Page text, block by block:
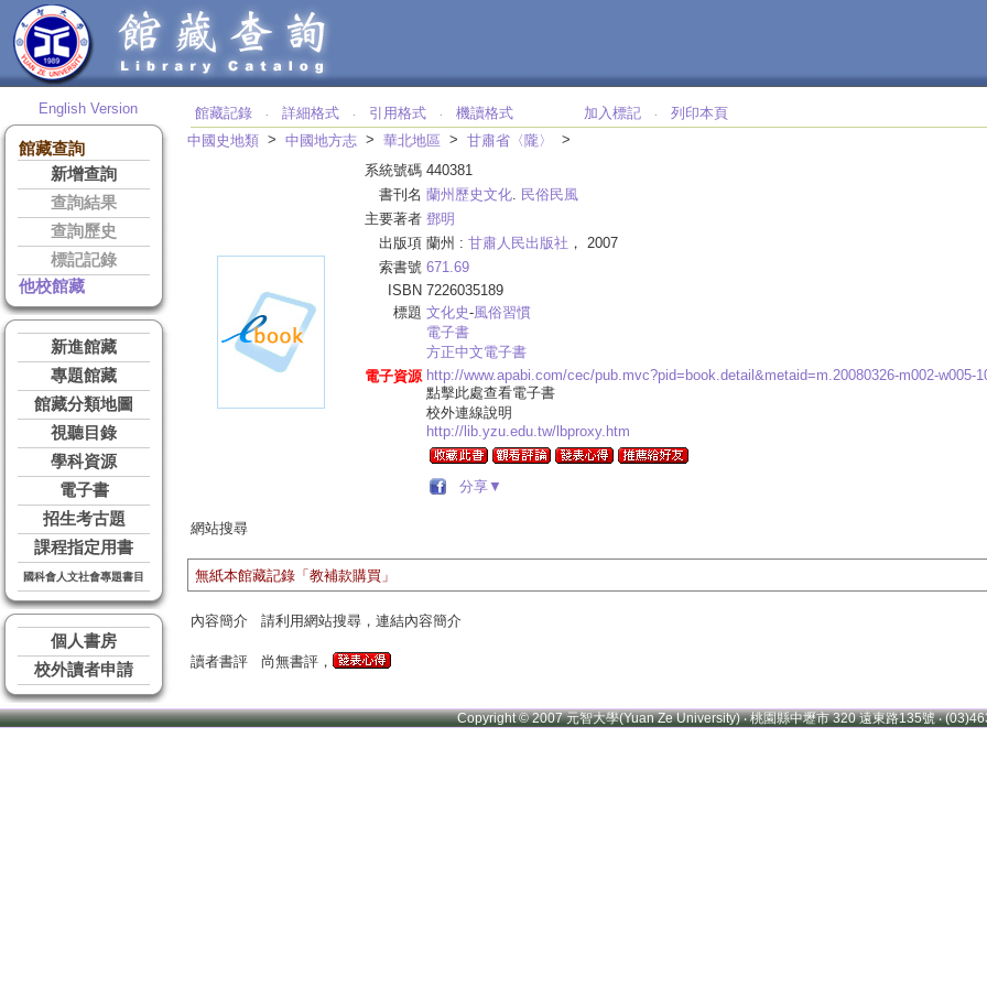
English Version
館藏查詢
新增查詢
查詢結果
查詢歷史
標記記錄
他校館藏
新進館藏
專題館藏
館藏分類地圖
視聽目錄
學科資源
電子書
招生考古題
課程指定用書
國科會人文社會專題書目
個人書房
校外讀者申請
館藏記錄 ‧ 詳細格式 ‧ 引用格式 ‧ 機讀格式 加入標記 ‧
列印本頁
中國史地類 > 中國地方志 > 華北地區 > 甘肅省〈隴〉
>
系統號碼 440381
書刊名 蘭州歷史文化. 民俗民風
主要著者 鄧明
出版項 蘭州 : 甘肅人民出版社 ， 2007
索書號 671.69
ISBN 7226035189
標題 文化史-風俗習慣
電子書
方正中文電子書
電子資源 http://www.apabi.com/cec/pub.mvc?pid=book.detail&metaid=m.20080326-m002-w005-
點擊此處查看電子書
校外連線說明
http://lib.yzu.edu.tw/lbproxy.htm
分享▼
網站搜尋
無紙本館藏記錄「教補款購買」
內容簡介 請利用網站搜尋，連結內容簡介
讀者書評 尚無書評，
Copyright © 2007 元智大學(Yuan Ze University) ‧ 桃園縣中壢市 320 遠東路135號 ‧